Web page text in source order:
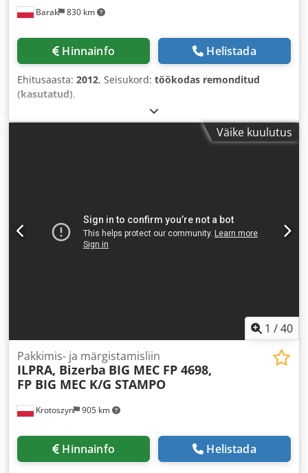
Barak 830 km
Hinnainfo Helistada
Ehitusaasta: 2012, Seisukord: töökodas remonditud
(kasutatud),
Väike kuulutus
1 /40
Krotoszyn 905 km
Pakkimis- ja märgistamisliin
ILPRA, Bizerba BIG MEC FP 4698,
FP BIG MEC K/G STAMPO
Hinnainfo Helistada